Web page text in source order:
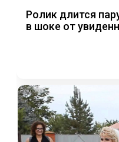
Ролик длится
в шоке от